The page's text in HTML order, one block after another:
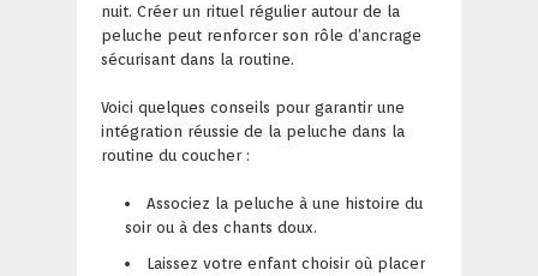
nuit. Créer un rituel régulier autour de la
peluche peut renforcer son rôle d’ancrage
sécurisant dans la routine.
Voici quelques conseils pour garantir une
intégration réussie de la peluche dans la
routine du coucher :
Associez la peluche à une histoire du
soir ou à des chants doux.
Laissez votre enfant choisir où placer